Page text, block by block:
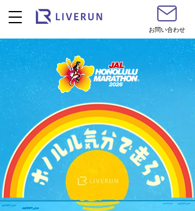
お問い合わせ